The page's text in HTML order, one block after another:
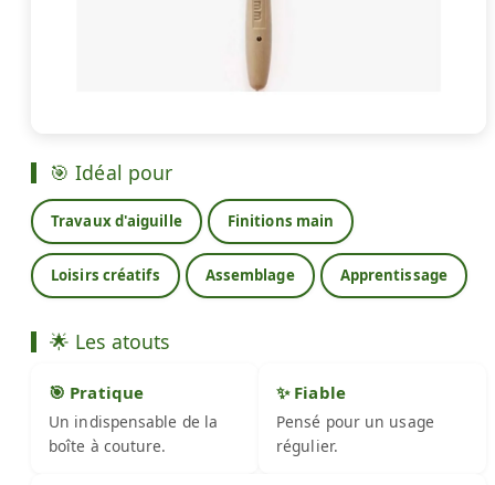
🎯 Idéal pour
Travaux d'aiguille Finitions main
Loisirs créatifs Assemblage Apprentissage
🌟 Les atouts
🎯 Pratique
Un indispensable de la
boîte à couture.
✨ Fiable
Pensé pour un usage
régulier.